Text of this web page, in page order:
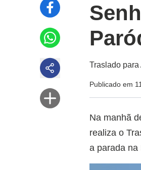
Traslado
Publicado em
Na manhã
realiza o
a parada na